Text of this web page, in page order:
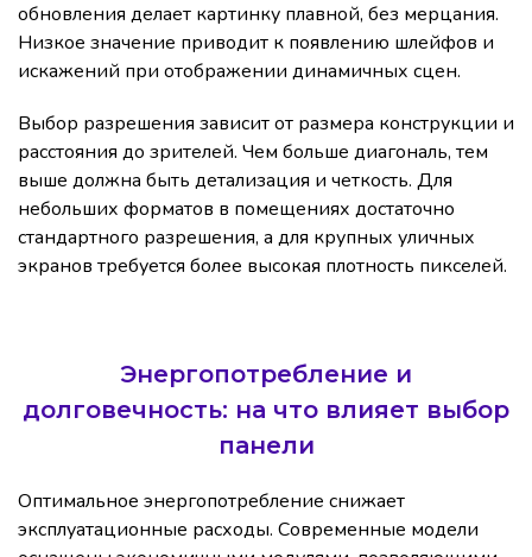
обновления делает картинку плавной, без мерцания.
Низкое значение приводит к появлению шлейфов и
искажений при отображении динамичных сцен.
Выбор разрешения зависит от размера конструкции и
расстояния до зрителей. Чем больше диагональ, тем
выше должна быть детализация и четкость. Для
небольших форматов в помещениях достаточно
стандартного разрешения, а для крупных уличных
экранов требуется более высокая плотность пикселей.
Энергопотребление и
долговечность: на что влияет выбор
панели
Оптимальное энергопотребление снижает
эксплуатационные расходы. Современные модели